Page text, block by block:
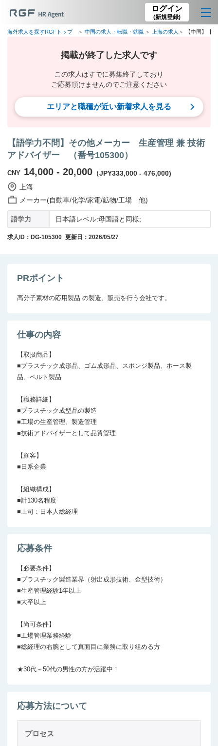
ログイン
(新規登録)
海外求人を探すRGFトップ 中国の求人・転職・就職 上海の求人 【中国】【
掲載が終了した求人です
この求人はすでに募集終了しており
ご応募頂けませんのでご注意ください
エリアと職種が近い新着求人を見る
【語学力不問】その他メーカー 生産管理 兼 技術
アドバイザー （番号105300）
CNY 14,000 - 20,000 （JPY333,000 - 476,000)
上海
メーカー(自動車/化学/家電/鉱物/工場 他)
語学力 日本語レベル:母国語と同様;
求人ID：DG-105300 更新日：2026/05/27
PRポイント
高分子素材の応用製品 の製造、販売を行う会社です。
仕事の内容
【取扱商品】
■プラスチック成形品、ゴム成形品、スポンジ製品、ホース製
品、ベルト製品
【職務詳細】
■プラスチック成型品の製造
■工場の生産管理、製造管理
■技術アドバイザーとして品質管理
【顧客】
■日系企業
【組織構成】
■計130名程度
■上司：日本人総経理
応募条件
【必要条件】
■プラスチック製造業界（射出成形技術、金型技術）
■生産管理経験1年以上
■大卒以上
【尚可条件】
■工場管理業務経験
■総経理の右腕として真面目に業務に取り組める方
★30代～50代の男性の方が活躍中！
応募方法について
プロセス